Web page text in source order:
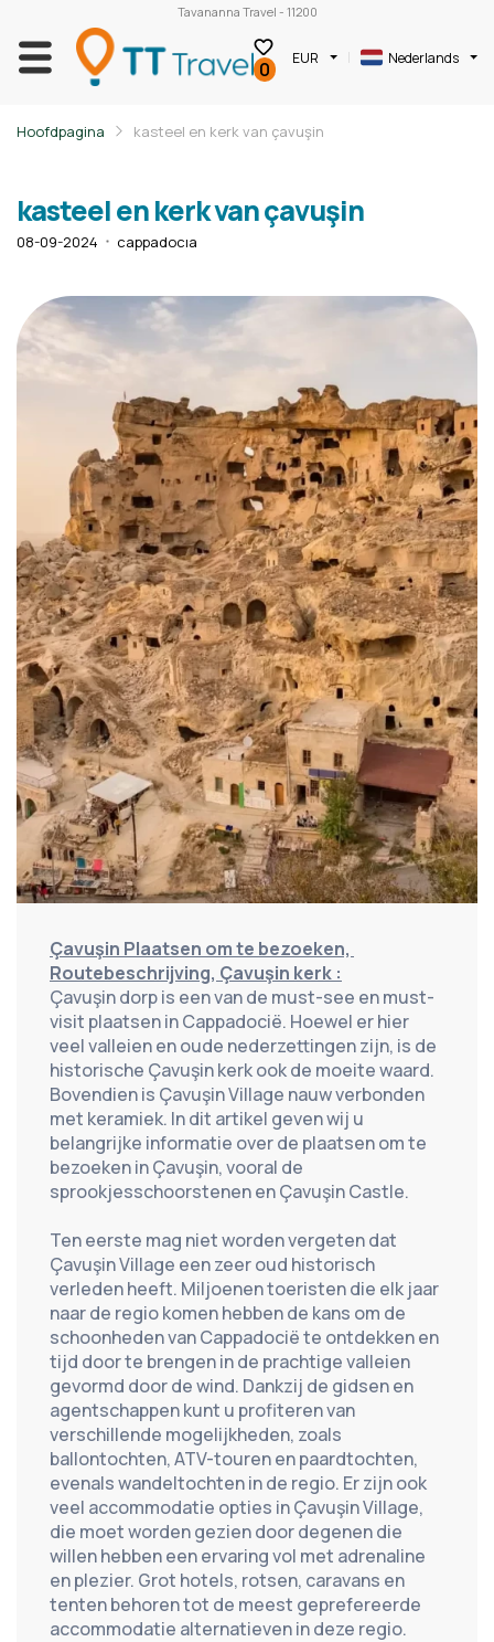
Tavananna Travel - 11200
0 EUR Nederlands
Hoofdpagina kasteel en kerk van çavuşin
kasteel en kerk van çavuşin
08-09-2024 cappadocıa
Çavuşin Plaatsen om te bezoeken,
Routebeschrijving, Çavuşin kerk :
Çavuşin dorp is een van de must-see en must-
visit plaatsen in Cappadocië. Hoewel er hier
veel valleien en oude nederzettingen zijn, is de
historische Çavuşin kerk ook de moeite waard.
Bovendien is Çavuşin Village nauw verbonden
met keramiek. In dit artikel geven wij u
belangrijke informatie over de plaatsen om te
bezoeken in Çavuşin, vooral de
sprookjesschoorstenen en Çavuşin Castle.
Ten eerste mag niet worden vergeten dat
Çavuşin Village een zeer oud historisch
verleden heeft. Miljoenen toeristen die elk jaar
naar de regio komen hebben de kans om de
schoonheden van Cappadocië te ontdekken en
tijd door te brengen in de prachtige valleien
gevormd door de wind. Dankzij de gidsen en
agentschappen kunt u profiteren van
verschillende mogelijkheden, zoals
ballontochten, ATV-touren en paardtochten,
evenals wandeltochten in de regio. Er zijn ook
veel accommodatie opties in Çavuşin Village,
die moet worden gezien door degenen die
willen hebben een ervaring vol met adrenaline
en plezier. Grot hotels, rotsen, caravans en
tenten behoren tot de meest geprefereerde
accommodatie alternatieven in deze regio.